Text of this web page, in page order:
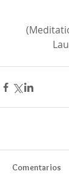
Comentarios